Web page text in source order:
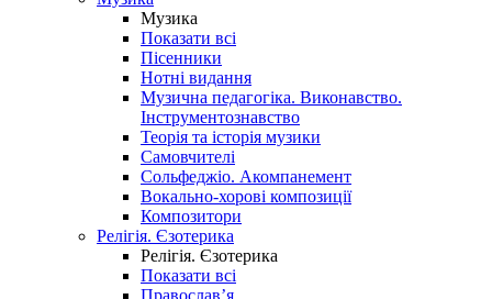
Музика
Показати всі
Пісенники
Нотні видання
Музична педагогіка. Виконавство.
Інструментознавство
Теорія та історія музики
Самовчителі
Сольфеджіо. Акомпанемент
Вокально-хорові композиції
Композитори
Релігія. Єзотерика
Релігія. Єзотерика
Показати всі
Православ’я